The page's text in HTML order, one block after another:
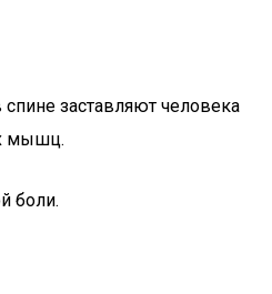
заставляют человека
мышц.
боли.